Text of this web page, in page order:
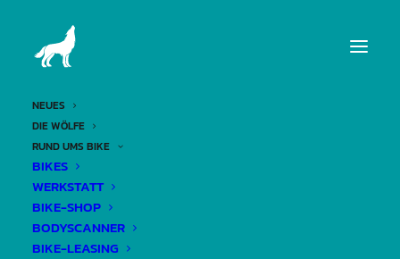
NEUES
DIE WÖLFE
RUND UMS BIKE
BIKES
WERKSTATT
BIKE-SHOP
BODYSCANNER
BIKE-LEASING
DER WOLFSBAU HAT
AM 03.07.2024
GESCHLOSSEN…